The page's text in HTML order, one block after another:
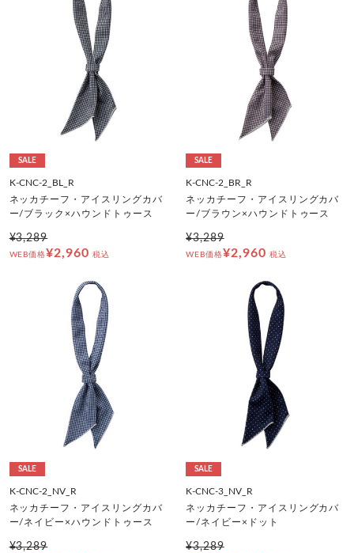
SALE
K-CNC-2_BL_R
ネッカチーフ・アイスリングカバ
ー/ブラック×ハウンドトゥース
¥3,289
WEB価格¥2,960 税込
SALE
K-CNC-2_BR_R
ネッカチーフ・アイスリングカバ
ー/ブラウン×ハウンドトゥース
¥3,289
WEB価格¥2,960 税込
SALE
K-CNC-2_NV_R
ネッカチーフ・アイスリングカバ
ー/ネイビー×ハウンドトゥース
¥3,289
SALE
K-CNC-3_NV_R
ネッカチーフ・アイスリングカバ
ー/ネイビー×ドット
¥3,289